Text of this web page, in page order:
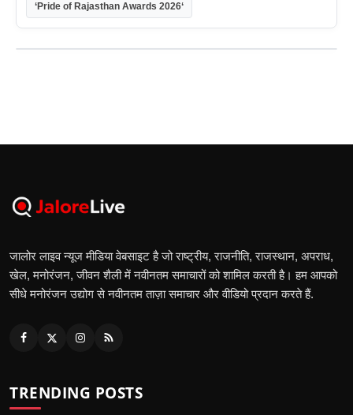
‘Pride of Rajasthan Awards 2026‘
जालोर लाइव न्यूज मीडिया वेबसाइट है जो राष्ट्रीय, राजनीति, राजस्थान, अपराध,
खेल, मनोरंजन, जीवन शैली में नवीनतम समाचारों को शामिल करती है। हम आपको
सीधे मनोरंजन उद्योग से नवीनतम ताज़ा समाचार और वीडियो प्रदान करते हैं.
TRENDING POSTS